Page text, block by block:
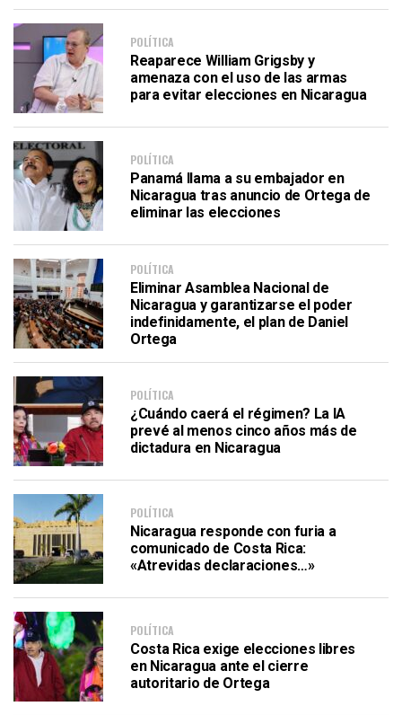
POLÍTICA
Reaparece William Grigsby y
amenaza con el uso de las armas
para evitar elecciones en Nicaragua
POLÍTICA
Panamá llama a su embajador en
Nicaragua tras anuncio de Ortega de
eliminar las elecciones
POLÍTICA
Eliminar Asamblea Nacional de
Nicaragua y garantizarse el poder
indefinidamente, el plan de Daniel
Ortega
POLÍTICA
¿Cuándo caerá el régimen? La IA
prevé al menos cinco años más de
dictadura en Nicaragua
POLÍTICA
Nicaragua responde con furia a
comunicado de Costa Rica:
«Atrevidas declaraciones…»
POLÍTICA
Costa Rica exige elecciones libres
en Nicaragua ante el cierre
autoritario de Ortega